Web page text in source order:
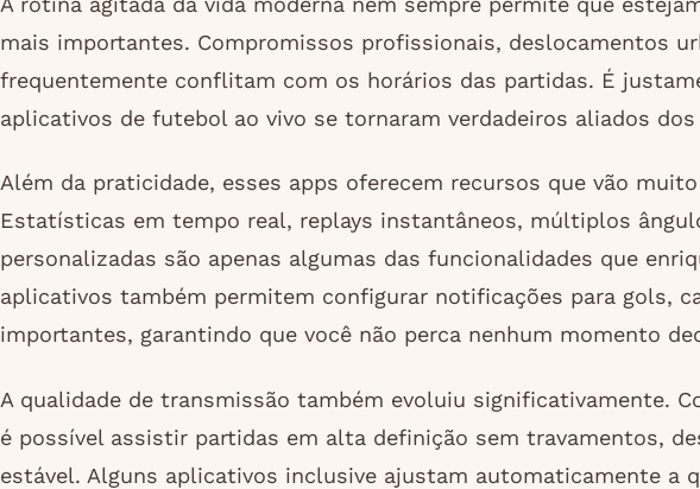
mais importantes. Compromissos profissionais, deslocamentos
frequentemente conflitam com os horários das partidas. É
aplicativos de futebol ao vivo se tornaram verdadeiros aliados
Além da praticidade, esses apps oferecem recursos que vão
Estatísticas em tempo real, replays instantâneos, múltiplos
personalizadas são apenas algumas das funcionalidades que
aplicativos também permitem configurar notificações para gols,
importantes, garantindo que você não perca nenhum momento
A qualidade de transmissão também evoluiu significativamente.
é possível assistir partidas em alta definição sem travamentos,
estável. Alguns aplicativos inclusive ajustam automaticamente a